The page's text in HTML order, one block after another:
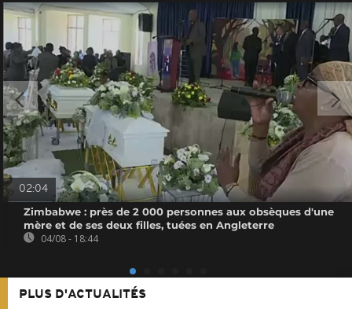
02:04
Zimbabwe : près de 2 000 personnes aux obsèques d'une
mère et de ses deux filles, tuées en Angleterre
04/08 - 18:44
PLUS D'ACTUALITÉS